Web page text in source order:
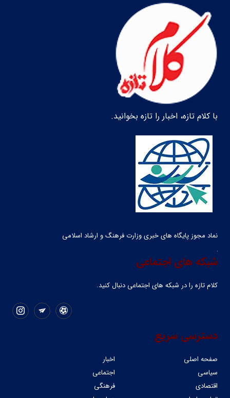
با کلام تازه، اخبار را تازه بخوانید.
نماد مجوز پایگاه های خبری وزارت فرهنگ و ارشاد اسلامی
شبکه های اجتماعی
کلام تازه را در شبکه ‌های اجتماعی دنبال کنید.
دسترسی سریع
صفحه اصلی
اخبار
سیاسی
اجتماعی
اقتصادی
فرهنگی